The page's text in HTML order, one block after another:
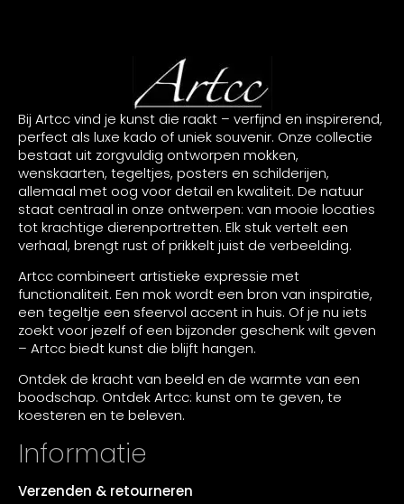
Bij Artcc vind je kunst die raakt – verfijnd en inspirerend,
perfect als luxe kado of uniek souvenir. Onze collectie
bestaat uit zorgvuldig ontworpen mokken,
wenskaarten, tegeltjes, posters en schilderijen,
allemaal met oog voor detail en kwaliteit. De natuur
staat centraal in onze ontwerpen: van mooie locaties
tot krachtige dierenportretten. Elk stuk vertelt een
verhaal, brengt rust of prikkelt juist de verbeelding.
Artcc combineert artistieke expressie met
functionaliteit. Een mok wordt een bron van inspiratie,
een tegeltje een sfeervol accent in huis. Of je nu iets
zoekt voor jezelf of een bijzonder geschenk wilt geven
– Artcc biedt kunst die blijft hangen.
Ontdek de kracht van beeld en de warmte van een
boodschap. Ontdek Artcc: kunst om te geven, te
koesteren en te beleven.
Informatie
Verzenden & retourneren